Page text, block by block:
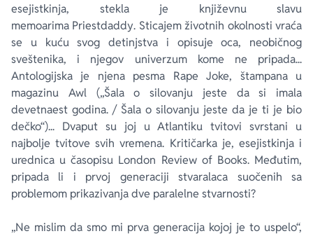
esejistkinja, stekla je književnu slavu
memoarima Priestdaddy. Sticajem životnih okolnosti vraća
se u kuću svog detinjstva i opisuje oca, neobičnog
sveštenika, i njegov univerzum kome ne pripada...
Antologijska je njena pesma Rape Joke, štampana u
magazinu Awl („Šala o silovanju jeste da si imala
devetnaest godina. / Šala o silovanju jeste da je ti je bio
dečko“)... Dvaput su joj u Atlantiku tvitovi svrstani u
najbolje tvitove svih vremena. Kritičarka je, esejistkinja i
urednica u časopisu London Review of Books. Međutim,
pripada li i prvoj generaciji stvaralaca suočenih sa
problemom prikazivanja dve paralelne stvarnosti?
„Ne mislim da smo mi prva generacija kojoj je to uspelo“,